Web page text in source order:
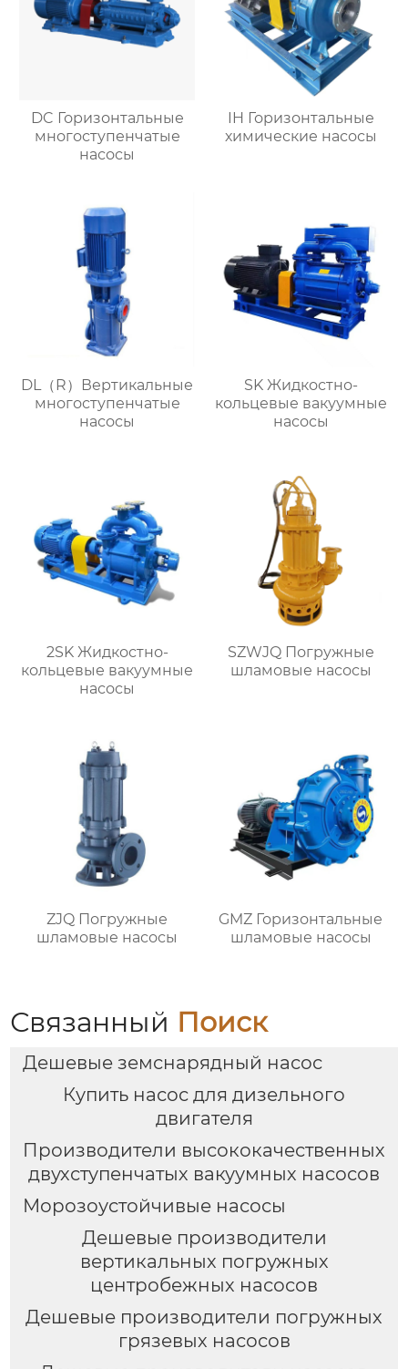
DC Горизонтальные
многоступенчатые
насосы
IH Горизонтальные
химические насосы
DL（R）Вертикальные
многоступенчатые
насосы
SK Жидкостно-
кольцевые вакуумные
насосы
2SK Жидкостно-
кольцевые вакуумные
насосы
SZWJQ Погружные
шламовые насосы
ZJQ Погружные
шламовые насосы
GMZ Горизонтальные
шламовые насосы
Связанный Поиск
Дешевые земснарядный насос
Купить насос для дизельного
двигателя
Производители высококачественных
двухступенчатых вакуумных насосов
Морозоустойчивые насосы
Дешевые производители
вертикальных погружных
центробежных насосов
Дешевые производители погружных
грязевых насосов